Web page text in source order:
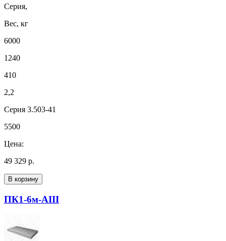
Серия,
Вес, кг
6000
1240
410
2,2
Серия 3.503-41
5500
Цена:
49 329 р.
В корзину
ПК1-6м-AIII